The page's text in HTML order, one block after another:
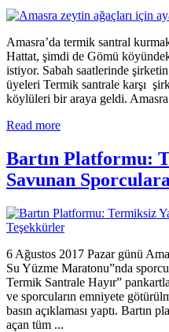
Amasra’da termik santral
Hattat, şimdi de Gömü
istiyor. Sabah saatlerinde şirketin
üyeleri Termik santrale karşı
köylüleri bir araya geldi.
Read more
Bartın Platformu:
Savunan
6 Ağustos 2017 Pazar günü
Su Yüzme Maratonu”nda
Termik Santrale Hayır”
ve sporcuların emniyete
basın açıklaması yaptı. Bartın
açan tüm ...